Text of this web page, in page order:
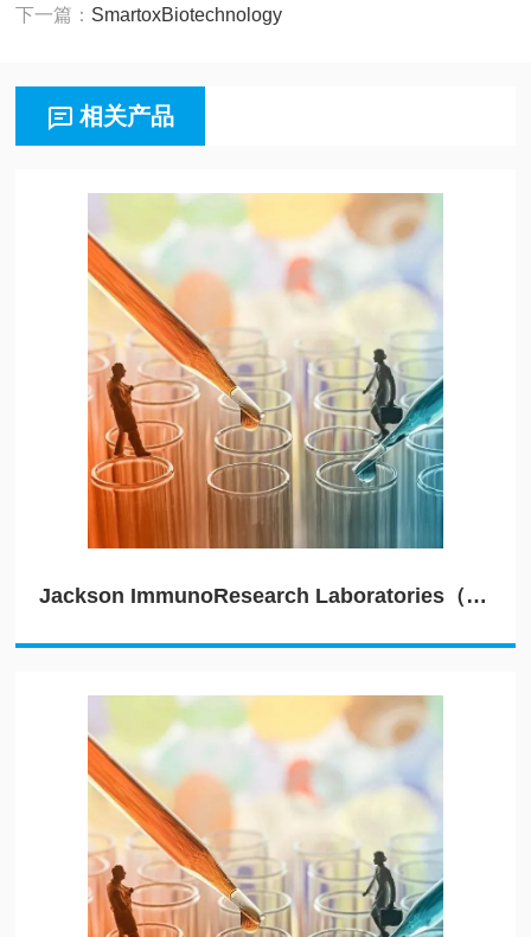
下一篇： SmartoxBiotechnology
相关产品
Jackson ImmunoResearch Laboratories（JIRL）